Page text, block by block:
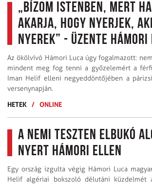
„Bízom Istenben, mert
akarja, hogy nyerjek,
nyerek” - üzente Hámori
Az ökölvívó Hámori Luca úgy fogalmazott:
mindent meg fog tenni a győzelemért a
Iman Helif elleni negyeddöntőjében a
versenynapján.
HETEK
/ ONLINE
A nemi teszten elbukó
nyert Hámori ellen
Egy ország izgulta végig Hámori Luca
Helif algériai bokszoló délutáni küzdelmét